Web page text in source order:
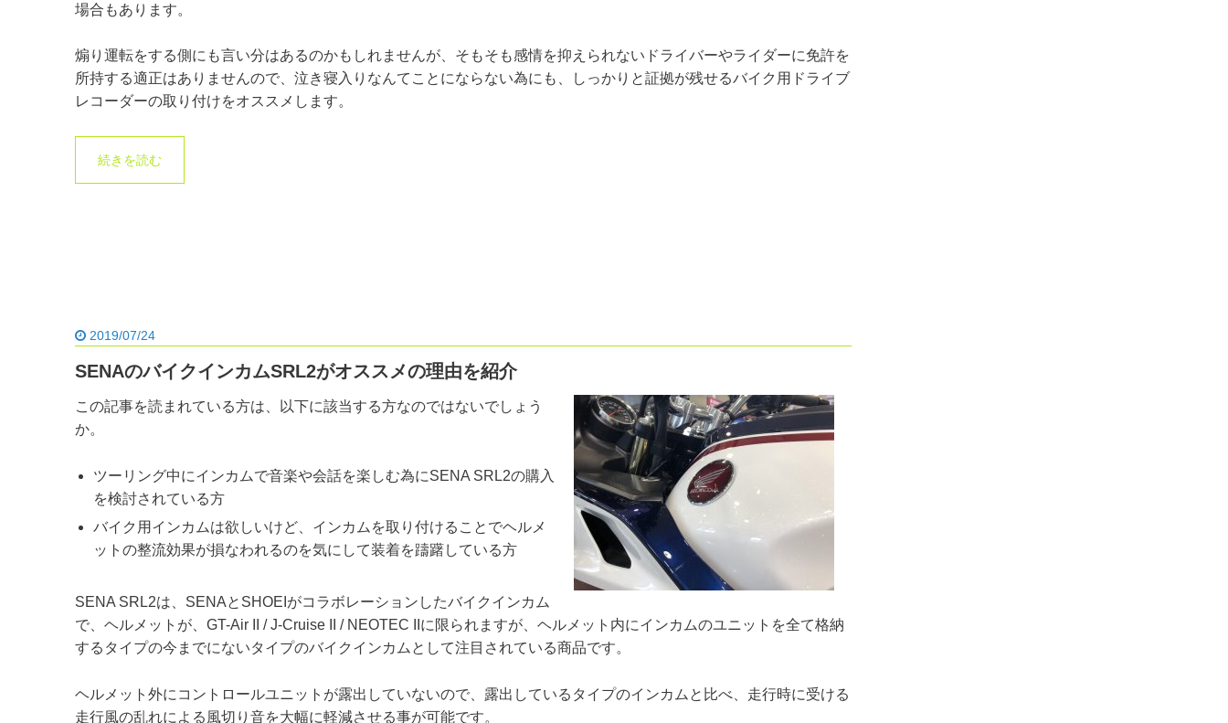
場合もあります。
煽り運転をする側にも言い分はあるのかもしれませんが、そもそも感情を抑えられないドライバーやライダーに免許を
所持する適正はありませんので、泣き寝入りなんてことにならない為にも、しっかりと証拠が残せるバイク用ドライブ
レコーダーの取り付けをオススメします。
続きを読む
2019/07/24
SENAのバイクインカムSRL2がオススメの理由を紹介
この記事を読まれている方は、以下に該当する方なのではないでしょう
か。
ツーリング中にインカムで音楽や会話を楽しむ為にSENA SRL2の購入
を検討されている方
バイク用インカムは欲しいけど、インカムを取り付けることでヘルメ
ットの整流効果が損なわれるのを気にして装着を躊躇している方
SENA SRL2は、SENAとSHOEIがコラボレーションしたバイクインカム
で、ヘルメットが、GT-Air II / J-Cruise II / NEOTEC IIに限られますが、ヘルメット内にインカムのユニットを全て格納
するタイプの今までにないタイプのバイクインカムとして注目されている商品です。
ヘルメット外にコントロールユニットが露出していないので、露出しているタイプのインカムと比べ、走行時に受ける
走行風の乱れによる風切り音を大幅に軽減させる事が可能です。